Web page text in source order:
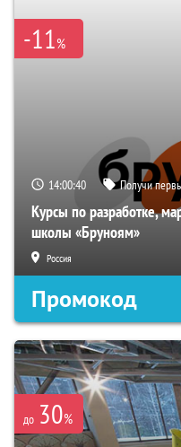
-11%
14:00:40 Получи
Курсы по разработке,
школы «Бруноям»
Россия
Промокод
до 30%